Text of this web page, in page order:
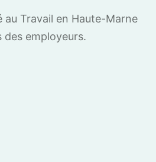
Travail en Haute-Marne
des employeurs.